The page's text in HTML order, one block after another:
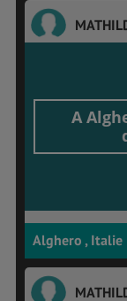
A
Alghero , Italie